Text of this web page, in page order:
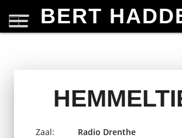
BERT
Zaal:
Radio Drenthe